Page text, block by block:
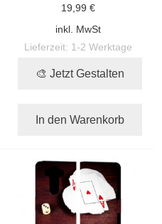
19,99 €
inkl. MwSt
Lieferzeit: 1-2 Werktage
🎨 Jetzt Gestalten
In den Warenkorb